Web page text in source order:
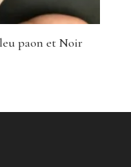
paon et Noir